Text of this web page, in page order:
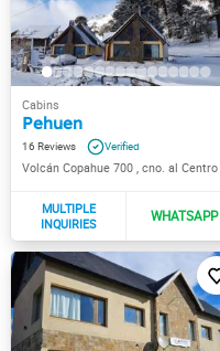
Pehuen
16